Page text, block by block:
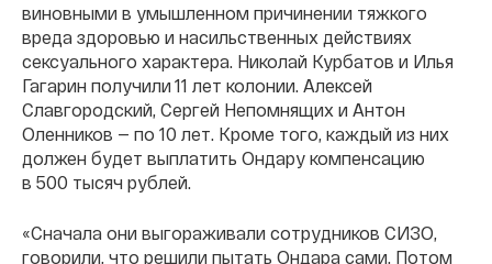
виновными в умышленном причинении тяжкого
вреда здоровью и насильственных действиях
сексуального характера. Николай Курбатов и Илья
Гагарин получили 11 лет колонии. Алексей
Славгородский, Сергей Непомнящих и Антон
Оленников — по 10 лет. Кроме того, каждый из них
должен будет выплатить Ондару компенсацию
в 500 тысяч рублей.
«Сначала они выгораживали сотрудников СИЗО,
говорили, что решили пытать Ондара сами. Потом